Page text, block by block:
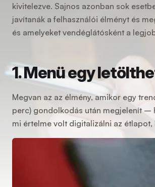
kivitelezve. Sajnos azonban sok
javítanák a felhasználói élményt és
és amelyeket vendéglátósként a
1. Menü egy
Megvan az az élmény, amikor egy
perc) gondolkodás után megjelenít –
mi értelme volt digitalizálni az